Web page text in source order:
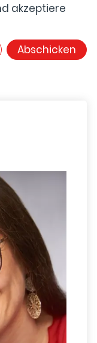
akzeptiere
Abschicken